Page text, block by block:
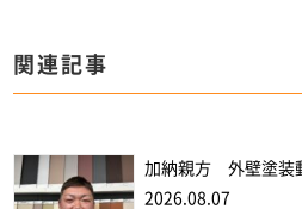
関連記事
加納親方 外壁塗装
2026.08.07